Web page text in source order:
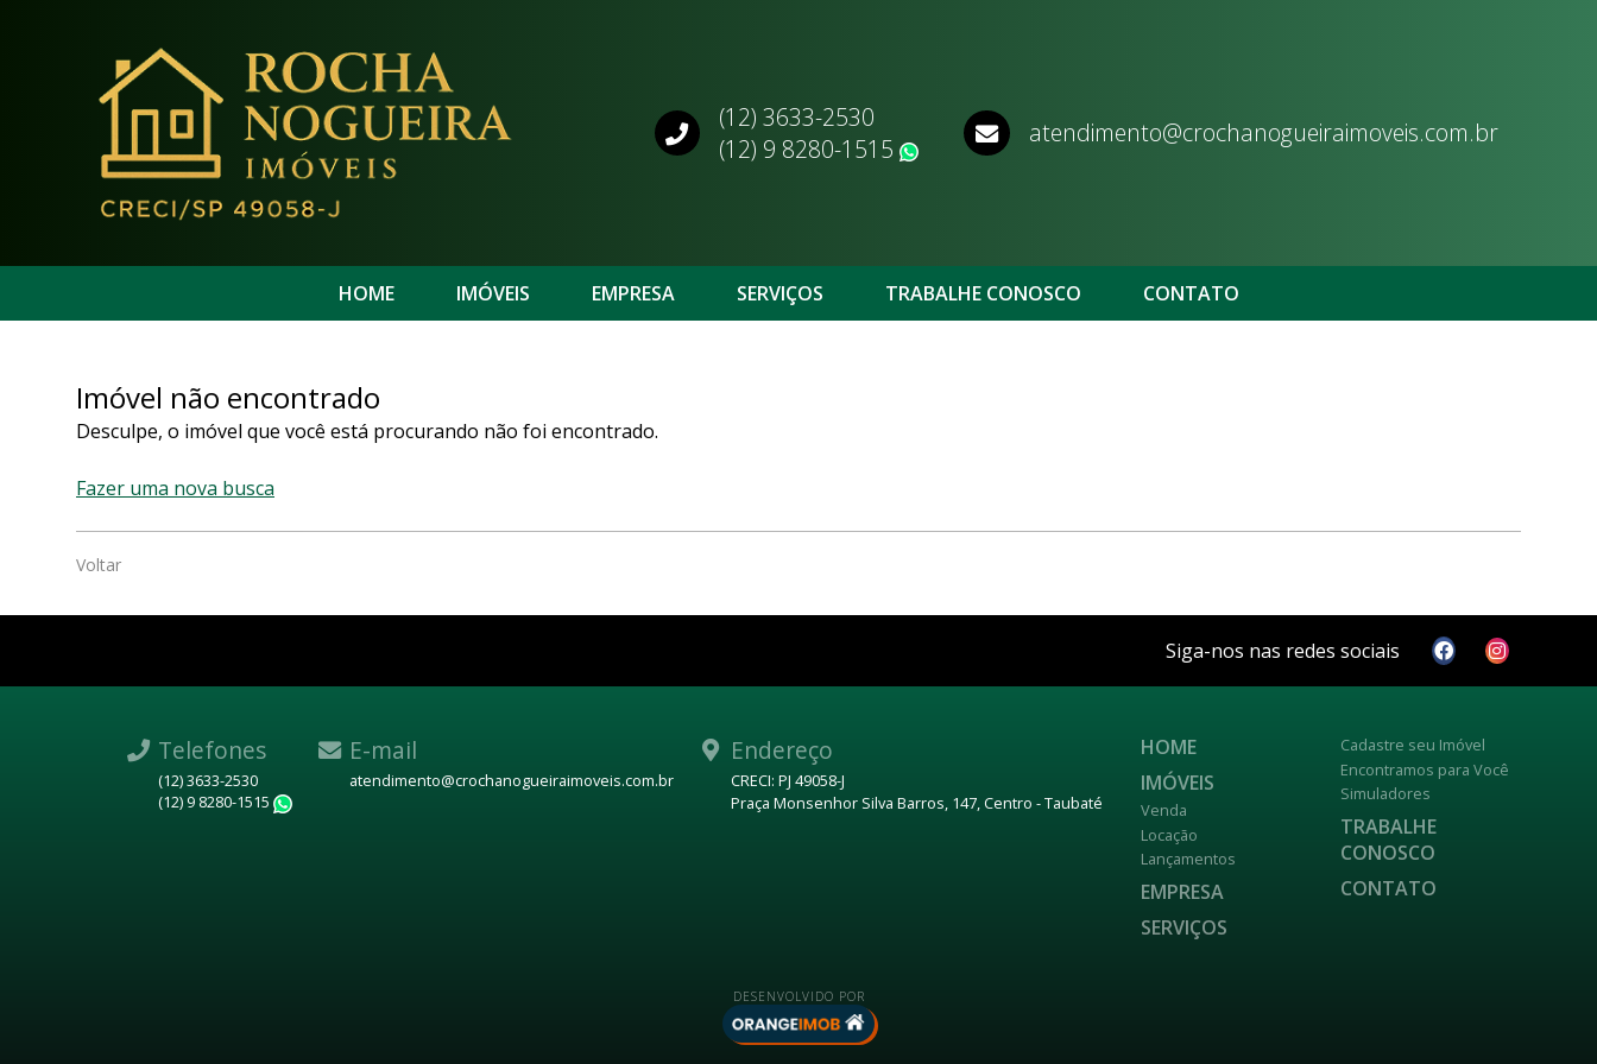
(12) 3633-2530
(12) 9 8280-1515
WhatsApp
atendimento@crochanogueiraimoveis.com.br
HOME IMÓVEIS EMPRESA SERVIÇOS TRABALHE CONOSCO CONTATO
Imóvel não encontrado
Desculpe, o imóvel que você está procurando não foi encontrado.
Fazer uma nova busca
Voltar
Siga-nos nas redes sociais
Telefones
(12) 3633-2530
(12) 9 8280-1515
E-mail
atendimento@crochanogueiraimoveis.com.br
Endereço
CRECI: PJ 49058-J
Praça Monsenhor Silva Barros, 147, Centro - Taubaté
HOME
IMÓVEIS
Venda
Locação
Lançamentos
EMPRESA
SERVIÇOS
Cadastre seu Imóvel
Encontramos para Você
Simuladores
TRABALHE
CONOSCO
CONTATO
DESENVOLVIDO POR